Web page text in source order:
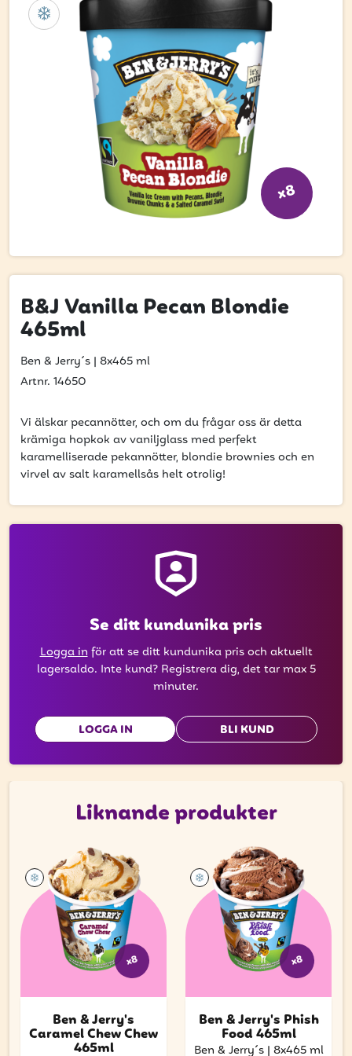
Hitta din grossist
Hållbarhet
Jobba hos oss
Kontakta oss
Glassutbildningar
Logga in
Vill du få erbjudanden och vara den första
att få uppdateringar kring kampanjer?
Ange din e-postadress nedan för att ta del av våra
E-postadress
PRENUMERERA
x8
B&J Vanilla Pecan Blondie
465ml
Ben & Jerry´s | 8x465 ml
Artnr. 14650
Vi älskar pecannötter, och om du frågar oss är detta
krämiga hopkok av vaniljglass med perfekt
karamelliserade pekannötter, blondie brownies och en
virvel av salt karamellsås helt otrolig!
Se ditt kundunika pris
Logga inför att se ditt kundunika pris och aktuellt
lagersaldo. Inte kund? Registrera dig, det tar max 5
minuter.
LOGGA IN BLI KUND
Liknande produkter
x8
Ben & Jerry's
Caramel Chew Chew
465ml
x8
Ben & Jerry's Phish
Food 465ml
Ben & Jerry´s | 8x465 ml